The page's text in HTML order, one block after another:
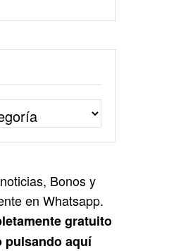
Bonos y
en Whatsapp.
gratuito
pulsando aquí